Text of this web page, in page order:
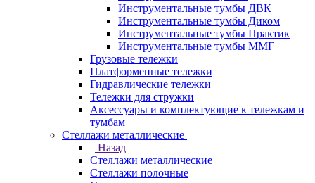
Инструментальные тумбы ДВК
Инструментальные тумбы Диком
Инструментальные тумбы Практик
Инструментальные тумбы ММГ
Грузовые тележки
Платформенные тележки
Гидравлические тележки
Тележки для стружки
Аксесcуары и комплектующие к тележкам и
тумбам
Стеллажи металлические
Назад
Стеллажи металлические
Стеллажи полочные